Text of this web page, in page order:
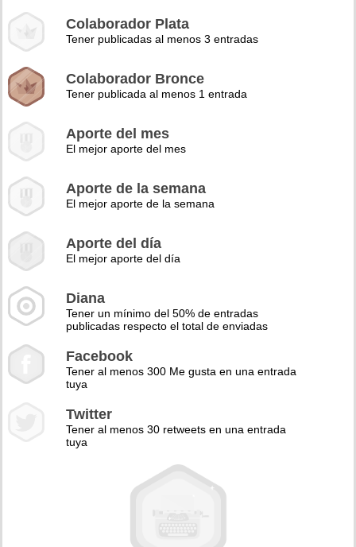
Colaborador Plata
Tener publicadas al menos 3 entradas
Colaborador Bronce
Tener publicada al menos 1 entrada
Aporte del mes
El mejor aporte del mes
Aporte de la semana
El mejor aporte de la semana
Aporte del día
El mejor aporte del día
Diana
Tener un mínimo del 50% de entradas
publicadas respecto el total de enviadas
Facebook
Tener al menos 300 Me gusta en una entrada
tuya
Twitter
Tener al menos 30 retweets en una entrada
tuya